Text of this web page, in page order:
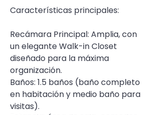
Características principales:
Recámara Principal: Amplia, con
un elegante Walk-in Closet
diseñado para la máxima
organización.
Baños: 1.5 baños (baño completo
en habitación y medio baño para
visitas).